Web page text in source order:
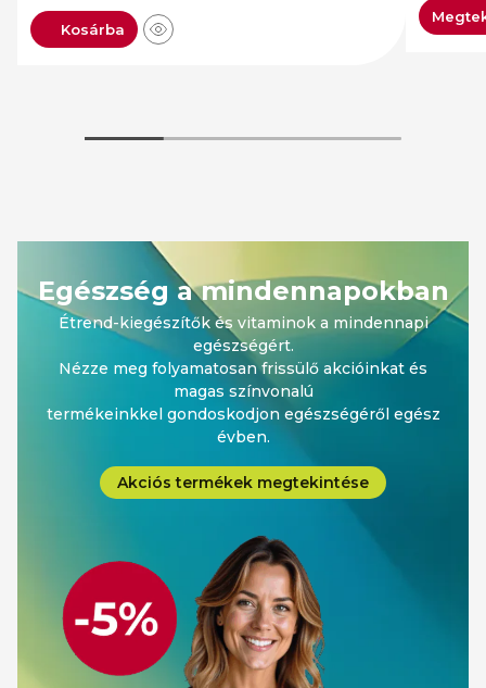
Kosárba
Egészség a mindennapokban
Étrend-kiegészítők és vitaminok a mindennapi
egészségért.
Nézze meg folyamatosan frissülő akcióinkat és
magas színvonalú
termékeinkkel gondoskodjon egészségéről egész
évben.
Akciós termékek megtekintése